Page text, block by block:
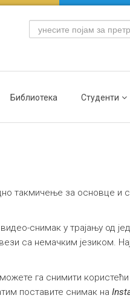
Библиотека Студенти
такмичење за основце
снимак у трајању од
са немачким језиком.
га снимити
поставите снимак на